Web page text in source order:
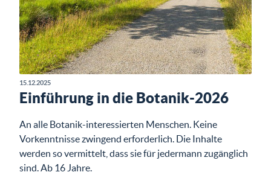
15.12.2025
Einführung in die Botanik-2026
An alle Botanik-interessierten Menschen. Keine
Vorkenntnisse zwingend erforderlich. Die Inhalte
werden so vermittelt, dass sie für jedermann zugänglich
sind. Ab 16 Jahre.